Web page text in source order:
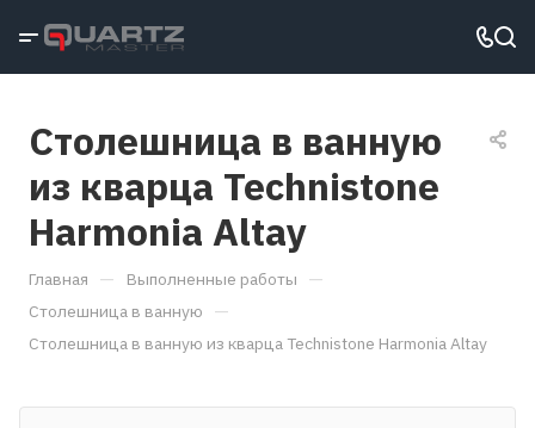
Столешница в ванную
из кварца Technistone
Harmonia Altay
Главная — Выполненные работы —
Столешница в ванную —
Столешница в ванную из кварца Technistone Harmonia Altay